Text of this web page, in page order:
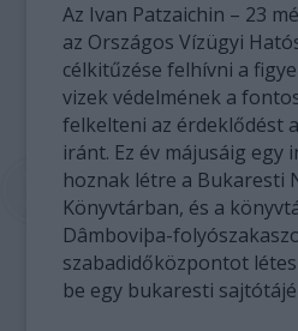
Az Ivan Patzaichin – 23
az Országos Vízügyi
célkitűzése felhívni a
vizek védelmének a
felkelteni az érdeklődést
iránt. Ez év májusáig egy
hoznak létre a Bukaresti
Könyvtárban, és a
Dâmboviþa-
szabadidőközpontot
be egy bukaresti